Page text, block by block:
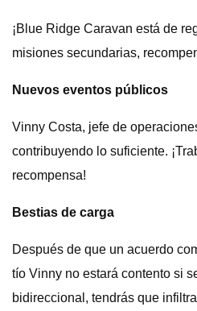
¡Blue Ridge Caravan está de
misiones secundarias,
Nuevos eventos públicos
Vinny Costa, jefe de
contribuyendo lo suficiente.
recompensa!
Bestias de carga
Después de que un acuerdo
tío Vinny no estará contento si
bidireccional, tendrás que